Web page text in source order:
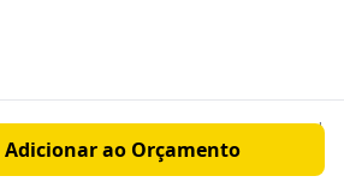
Adicionar ao Orçamento
COMERCIO EIRELI - CNPJ: 03.529.804/0001-70 |
® - Indústria de Equipamentos Fitness